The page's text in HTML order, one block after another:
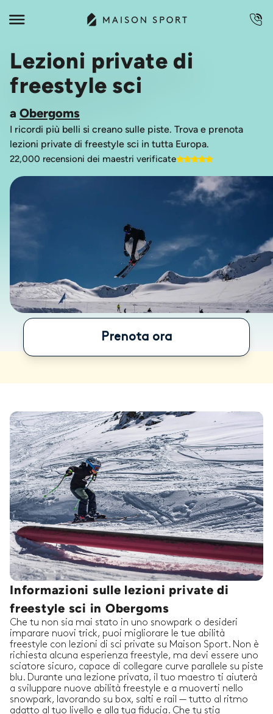
Lezioni private di
freestyle sci
a Obergoms
I ricordi più belli si creano sulle piste. Trova e prenota
lezioni private di freestyle sci in tutta Europa.
22,000 recensioni dei maestri verificate
Prenota ora
Informazioni sulle lezioni private di
freestyle sci in Obergoms
Che tu non sia mai stato in uno snowpark o desideri
imparare nuovi trick, puoi migliorare le tue abilità
freestyle con lezioni di sci private su Maison Sport. Non è
richiesta alcuna esperienza freestyle, ma devi essere uno
sciatore sicuro, capace di collegare curve parallele su piste
blu. Durante una lezione privata, il tuo maestro ti aiuterà
a sviluppare nuove abilità freestyle e a muoverti nello
snowpark, lavorando su box, salti e rail — tutto al ritmo
adatto al tuo livello e alla tua fiducia. Che tu stia